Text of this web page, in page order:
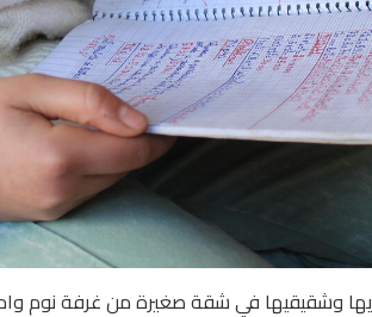
وشقيقيها في شقة صغيرة من غرفة نوم